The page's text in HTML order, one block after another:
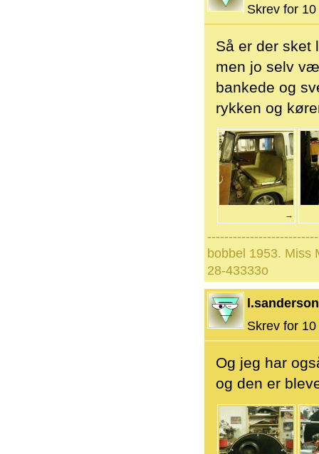
Skrev for
Så er der
men jo selv
bankede og
rykken og
→
bobbel 1953. Miss
28-43333o
l.sanderson
Skrev for
Og jeg har
og den er